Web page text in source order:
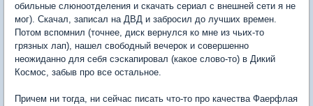
обильные слюноотделения и скачать сериал с внешней сети я не
мог). Скачал, записал на ДВД и забросил до лучших времен.
Потом вспомнил (точнее, диск вернулся ко мне из чьих-то
грязных лап), нашел свободный вечерок и совершенно
неожиданно для себя сэскапировал (какое слово-то) в Дикий
Космос, забыв про все остальное.
Причем ни тогда, ни сейчас писать что-то про качества Фаерфлая